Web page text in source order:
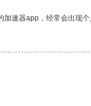
速器app，经常会出现个